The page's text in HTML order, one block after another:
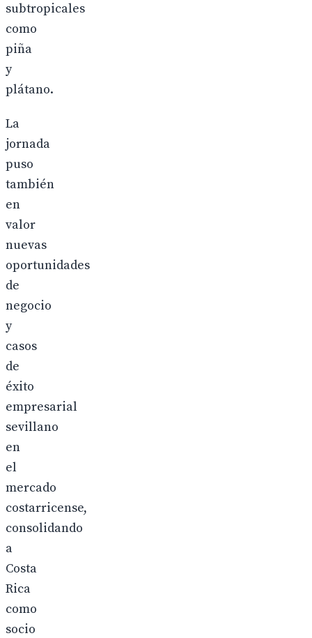
subtropicales
como
piña
y
plátano.
La
jornada
puso
también
en
valor
nuevas
oportunidades
de
negocio
y
casos
de
éxito
empresarial
sevillano
en
el
mercado
costarricense,
consolidando
a
Costa
Rica
como
socio